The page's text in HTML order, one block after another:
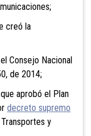
creó la
Consejo Nacional
de 2014;
aprobó el Plan
decreto supremo
y